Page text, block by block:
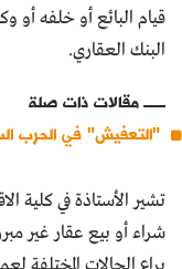
البنك العقاري.
مقالات ذات صلة
"التعفيش" في الحرب
تشير الأستاذة في كلية
شراء أو بيع عقار غير